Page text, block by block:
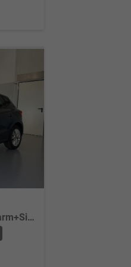
Style 80PS Voll-LED+Kessy+PDC+Alarm+Sitzheizung+Kamera+App-Connect